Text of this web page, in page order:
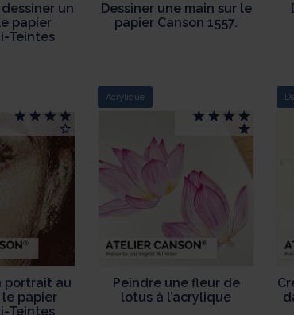
un
papier
Teintes
Dessiner une main sur le
papier Canson 1557.
portrait au
papier
Teintes
Acrylique
Peindre une fleur de
lotus à l’acrylique